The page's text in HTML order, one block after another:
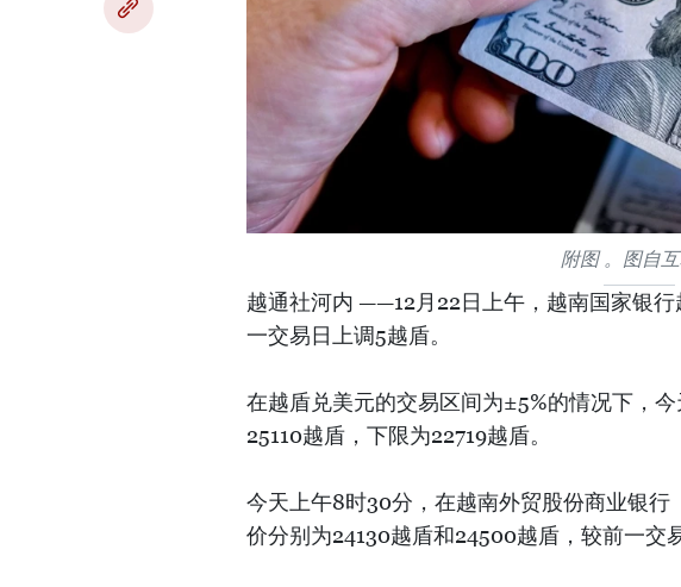
附图 。图自
越通社河内 ——12月22日上午，越南国家银
一交易日上调5越盾。
在越盾兑美元的交易区间为±5%的情况下，
25110越盾，下限为22719越盾。
今天上午8时30分，在越南外贸股份商业银
价分别为24130越盾和24500越盾，较前一交